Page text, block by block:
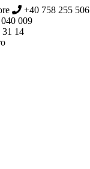
+40 758 255 506
009
31 14